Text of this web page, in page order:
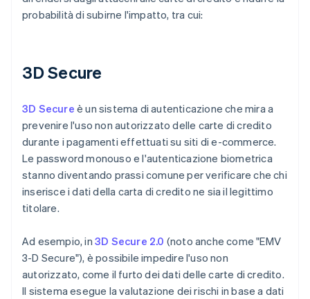
probabilità di subirne l'impatto, tra cui:
3D Secure
3D Secure è un sistema di autenticazione che mira a
prevenire l'uso non autorizzato delle carte di credito
durante i pagamenti effettuati su siti di e-commerce.
Le password monouso e l'autenticazione biometrica
stanno diventando prassi comune per verificare che chi
inserisce i dati della carta di credito ne sia il legittimo
titolare.
Ad esempio, in 3D Secure 2.0 (noto anche come "EMV
3-D Secure"), è possibile impedire l'uso non
autorizzato, come il furto dei dati delle carte di credito.
Il sistema esegue la valutazione dei rischi in base a dati